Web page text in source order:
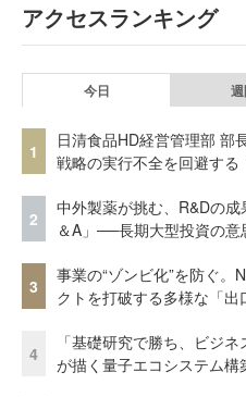
アクセスランキング
今日
1
日清食品HD経営管理部 部
戦略の実行不全を回避する
2
中外製薬が挑む、R&Dの
＆A」──長期大型投資の意
3
事業の“ゾンビ化”を防ぐ。
クトを打破する多様な「出
4
「基礎研究で勝ち、ビジ
が描く量子エコシステム構